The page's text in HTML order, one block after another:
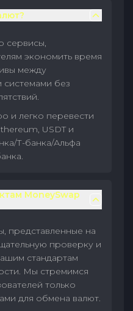
сервисы,
экономить время
между
без
и легко перевести
USDT и
Т-банка/Альфа
MoneySwap
представленные на
проверку и
стандартам
Мы стремимся
только
для обмена валют.